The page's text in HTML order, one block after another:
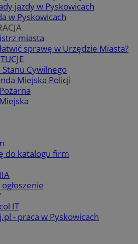
jazdy w Pyskowicach
w Pyskowicach
miasta
sprawę w Urzędzie Miasta?
Stanu Cywilnego
Miejska Policji
do katalogu firm
IT
- praca w Pyskowicach